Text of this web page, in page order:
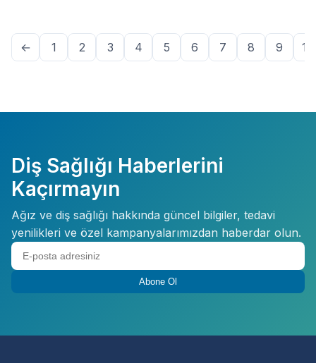
← 1 2 3 4 5 6 7 8 9 10
Diş Sağlığı Haberlerini
Kaçırmayın
Ağız ve diş sağlığı hakkında güncel bilgiler, tedavi
yenilikleri ve özel kampanyalarımızdan haberdar olun.
Abone Ol